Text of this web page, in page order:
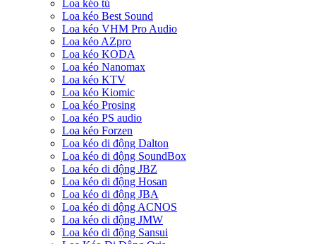
Loa kéo tủ
Loa kéo Best Sound
Loa kéo VHM Pro Audio
Loa kéo AZpro
Loa kéo KODA
Loa kéo Nanomax
Loa kéo KTV
Loa kéo Kiomic
Loa kéo Prosing
Loa kéo PS audio
Loa kéo Forzen
Loa kéo di động Dalton
Loa kéo di động SoundBox
Loa kéo di động JBZ
Loa kéo di động Hosan
Loa kéo di động JBA
Loa kéo di động ACNOS
Loa kéo di động JMW
Loa kéo di động Sansui